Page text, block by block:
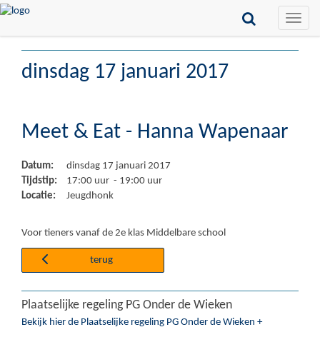
Toggle
dinsdag 17 januari 2017
Meet & Eat - Hanna Wapenaar
Datum:
dinsdag 17 januari 2017
Tijdstip:
17:00 uur - 19:00 uur
Locatie:
Jeugdhonk
Voor tieners vanaf de 2e klas Middelbare school
terug
Plaatselijke regeling PG Onder de Wieken
Bekijk hier de Plaatselijke regeling PG Onder de Wieken +